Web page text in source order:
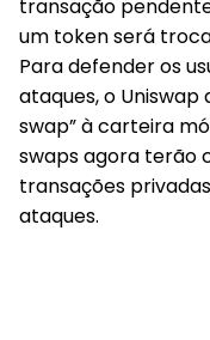
transação
um token será
Para defender os
ataques, o
swap” à carteira
swaps agora terão
transações
ataques.